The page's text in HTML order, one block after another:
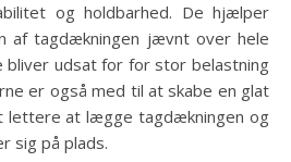
og holdbarhed. De hjælper
af tagdækningen jævnt over hele
bliver udsat for for stor belastning
er også med til at skabe en glat
lettere at lægge tagdækningen og
sig på plads.